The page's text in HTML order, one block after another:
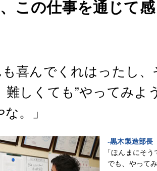
この仕事を通じて
も喜んでくれはったし
難しくても”やってみよ
。」
-黒木製造部長
「ほんまにそ
でも、やって